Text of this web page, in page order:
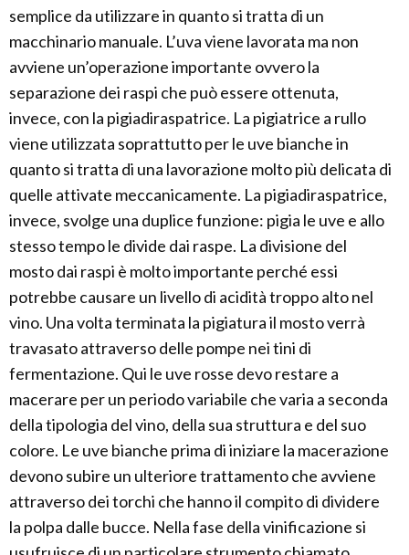
semplice da utilizzare in quanto si tratta di un
macchinario manuale. L’uva viene lavorata ma non
avviene un’operazione importante ovvero la
separazione dei raspi che può essere ottenuta,
invece, con la pigiadiraspatrice. La pigiatrice a rullo
viene utilizzata soprattutto per le uve bianche in
quanto si tratta di una lavorazione molto più delicata di
quelle attivate meccanicamente. La pigiadiraspatrice,
invece, svolge una duplice funzione: pigia le uve e allo
stesso tempo le divide dai raspe. La divisione del
mosto dai raspi è molto importante perché essi
potrebbe causare un livello di acidità troppo alto nel
vino. Una volta terminata la pigiatura il mosto verrà
travasato attraverso delle pompe nei tini di
fermentazione. Qui le uve rosse devo restare a
macerare per un periodo variabile che varia a seconda
della tipologia del vino, della sua struttura e del suo
colore. Le uve bianche prima di iniziare la macerazione
devono subire un ulteriore trattamento che avviene
attraverso dei torchi che hanno il compito di dividere
la polpa dalle bucce. Nella fase della vinificazione si